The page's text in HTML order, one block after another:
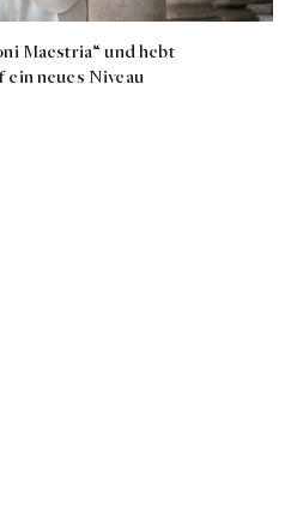
Maestria“ und hebt
ein neues Niveau